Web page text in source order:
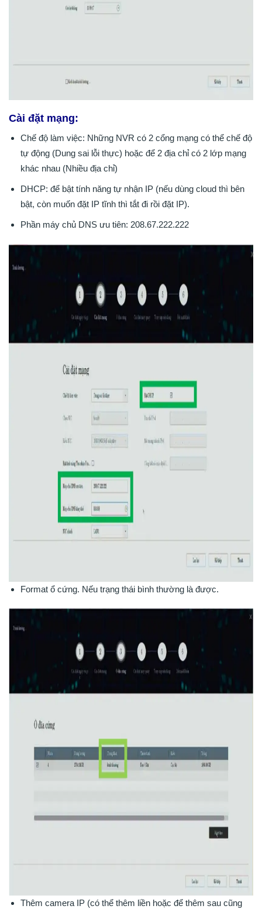
Cài đặt mạng:
Chế độ làm việc: Những NVR có 2 cổng mạng có thể chế độ
tự động (Dung sai lỗi thực) hoặc để 2 địa chỉ có 2 lớp mạng
khác nhau (Nhiều địa chỉ)
DHCP: để bật tính năng tự nhận IP (nếu dùng cloud thì bên
bật, còn muốn đặt IP tĩnh thì tắt đi rồi đặt IP).
Phần máy chủ DNS ưu tiên: 208.67.222.222
Format ổ cứng. Nếu trạng thái bình thường là được.
Thêm camera IP (có thể thêm liền hoặc để thêm sau cũng